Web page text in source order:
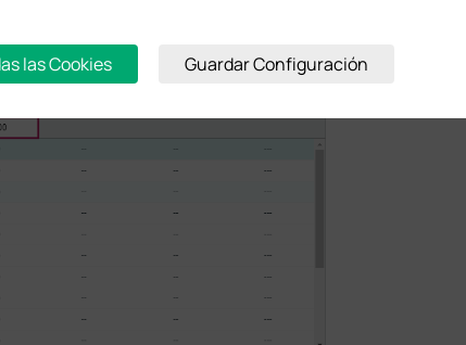
las Cookies Guardar Configuración